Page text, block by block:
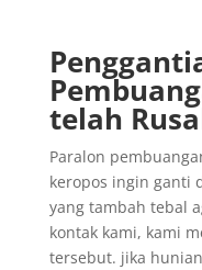
telah
Paralon
keropos ingin ganti
yang tambah tebal
kontak kami, kami
tersebut. jika